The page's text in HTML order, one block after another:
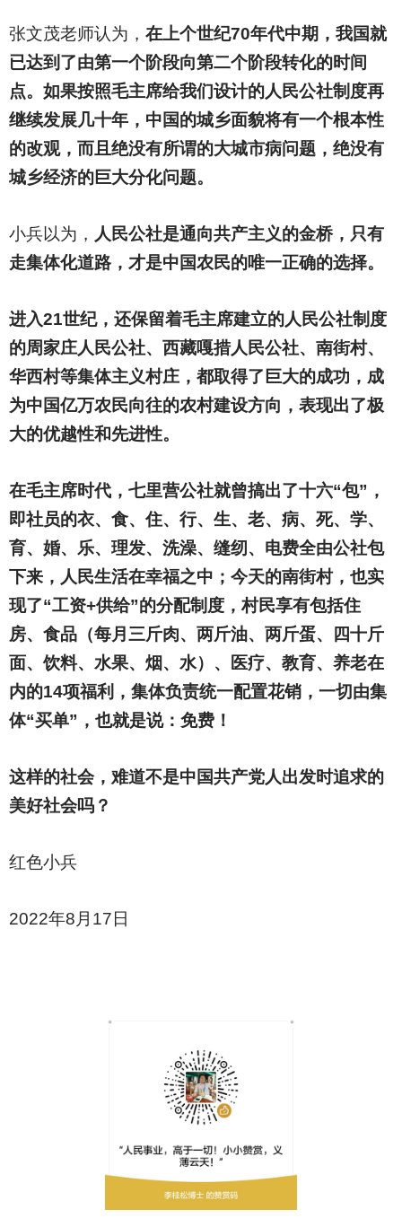
张文茂老师认为， 在上个世纪70年代中期，我国就
已达到了由第一个阶段向第二个阶段转化的时间
点。如果按照毛主席给我们设计的人民公社制度再
继续发展几十年，中国的城乡面貌将有一个根本性
的改观，而且绝没有所谓的大城市病问题，绝没有
城乡经济的巨大分化问题。
小兵以为， 人民公社是通向共产主义的金桥，只有
走集体化道路，才是中国农民的唯一正确的选择。
进入21世纪，还保留着毛主席建立的人民公社制度
的周家庄人民公社、西藏嘎措人民公社、南街村、
华西村等集体主义村庄，都取得了巨大的成功，成
为中国亿万农民向往的农村建设方向，表现出了极
大的优越性和先进性。
在毛主席时代，七里营公社就曾搞出了十六“包”，
即社员的衣、食、住、行、生、老、病、死、学、
育、婚、乐、理发、洗澡、缝纫、电费全由公社包
下来，人民生活在幸福之中；今天的南街村，也实
现了“工资+供给”的分配制度，村民享有包括住
房、食品（每月三斤肉、两斤油、两斤蛋、四十斤
面、饮料、水果、烟、水）、医疗、教育、养老在
内的14项福利，集体负责统一配置花销，一切由集
体“买单”，也就是说：免费！
这样的社会，难道不是中国共产党人出发时追求的
美好社会吗？
红色小兵
2022年8月17日